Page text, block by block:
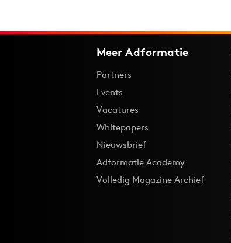
Meer Adformatie
Partners
Events
Vacatures
Whitepapers
Nieuwsbrief
Adformatie Academy
Volledig Magazine Archief